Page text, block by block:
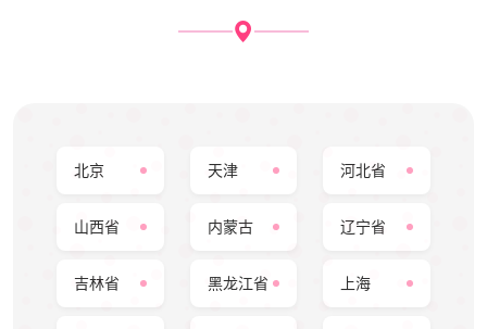
北京 天津 河北省
山西省 内蒙古 辽宁省
吉林省 黑龙江省 上海